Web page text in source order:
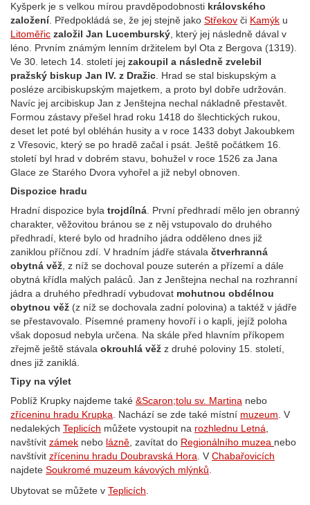
Kyšperk je s velkou mírou pravděpodobnosti královského
založení. Předpokládá se, že jej stejně jako Střekov či Kamýk u
Litoměřic založil Jan Lucemburský , který jej následně dával v
léno. Prvním známým lenním držitelem byl Ota z Bergova (1319).
Ve 30. letech 14. století jej zakoupil a následně zvelebil
pražský biskup Jan IV. z Dražic . Hrad se stal biskupským a
posléze arcibiskupským majetkem, a proto byl dobře udržován.
Navíc jej arcibiskup Jan z Jenštejna nechal nákladně přestavět.
Formou zástavy přešel hrad roku 1418 do šlechtických rukou,
deset let poté byl obléhán husity a v roce 1433 dobyt Jakoubkem
z Vřesovic, který se po hradě začal i psát. Ještě počátkem 16.
století byl hrad v dobrém stavu, bohužel v roce 1526 za Jana
Glace ze Starého Dvora vyhořel a již nebyl obnoven.
Dispozice hradu
Hradní dispozice byla trojdílná . První předhradí mělo jen obranný
charakter, věžovitou bránou se z něj vstupovalo do druhého
předhradí, které bylo od hradního jádra odděleno dnes již
zaniklou příčnou zdí. V hradním jádře stávala čtverhranná
obytná věž , z níž se dochoval pouze suterén a přízemí a dále
obytná křídla malých paláců. Jan z Jenštejna nechal na rozhranní
jádra a druhého předhradí vybudovat mohutnou obdélnou
obytnou věž (z níž se dochovala zadní polovina) a taktéž v jádře
se přestavovalo. Písemné prameny hovoří i o kapli, jejíž poloha
však doposud nebyla určena. Na skále před hlavním příkopem
zřejmě ještě stávala okrouhlá věž z druhé poloviny 15. století,
dnes již zaniklá.
Tipy na výlet
Poblíž Krupky najdeme také &Scaron;tolu sv. Martina nebo
zříceninu hradu Krupka . Nachází se zde také místní muzeum . V
nedalekých Teplicích můžete vystoupit na rozhlednu Letná
navštívit zámek nebo lázně , zavítat do Regionálního muzea nebo
navštívit zříceninu hradu Doubravská Hora . V Chabařovicích
najdete Soukromé muzeum kávových mlýnků
Ubytovat se můžete v Teplicích